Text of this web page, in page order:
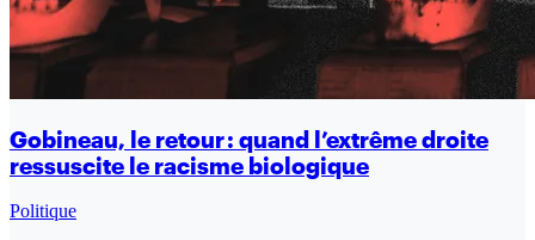
Gobineau, le retour : quand l’extrême droite
ressuscite le racisme biologique
Politique